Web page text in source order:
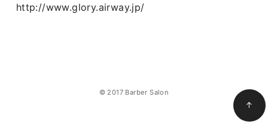
http://www.glory.airway.jp/
© 2017 Barber Salon
↑